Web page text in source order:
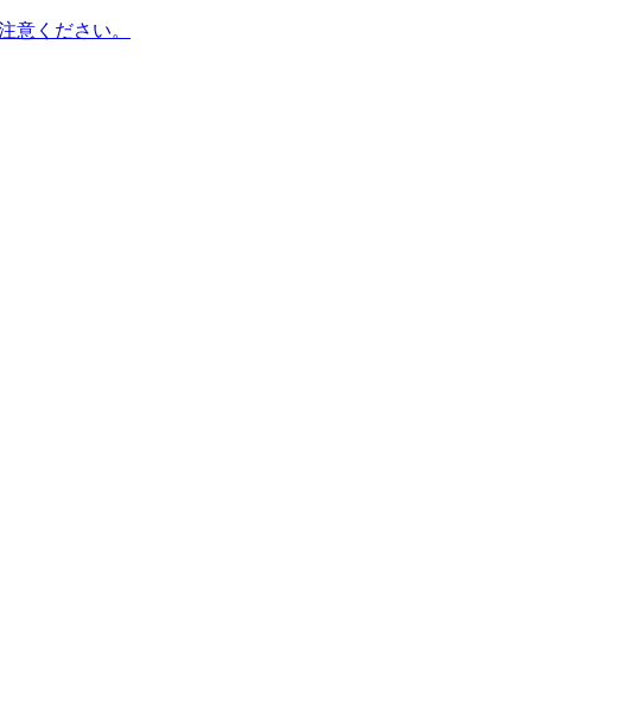
意ください。